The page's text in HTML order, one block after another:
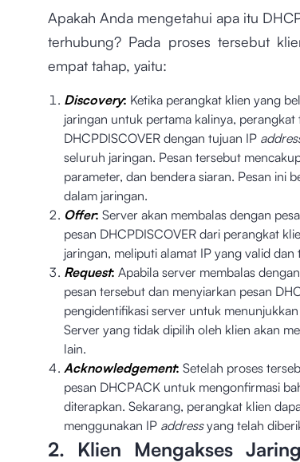
Apakah Anda mengetahui apa itu
terhubung? Pada proses tersebut
empat tahap, yaitu:
Discovery: Ketika perangkat klien yang
jaringan untuk pertama kalinya,
DHCPDISCOVER dengan tujuan IP
seluruh jaringan. Pesan tersebut
parameter, dan bendera siaran. Pesan ini
dalam jaringan.
Offer: Server akan membalas dengan
pesan DHCPDISCOVER dari perangkat
jaringan, meliputi alamat IP yang valid dan
Request: Apabila server membalas
pesan tersebut dan menyiarkan pesan
pengidentifikasi server untuk
Server yang tidak dipilih oleh klien akan
lain.
Acknowledgement: Setelah proses
pesan DHCPACK untuk mengonfirmasi
diterapkan. Sekarang, perangkat klien
menggunakan IP addressyang telah
2. Klien Mengakses